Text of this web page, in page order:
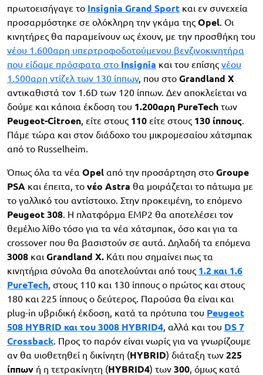
πρωτοεισήγαγε το Insignia Grand Sport και εν συνεχεία
προσαρμόστηκε σε ολόκληρη την γκάμα της Opel. Οι
κινητήρες θα παραμείνουν ως έχουν, με την προσθήκη του
νέου 1.600αρη υπερτροφοδοτούμενου βενζινοκινητήρα
που είδαμε πρόσφατα στο Insignia και του επίσης νέου
1.500αρη ντίζελ των 130 ίππων, που στο Grandland X
αντικαθιστά τον 1.6D των 120 ίππων. Δεν αποκλείεται να
δούμε και κάποια έκδοση του 1.200αρη PureTech των
Peugeot-Citroen, είτε στους 110 είτε στους 130 ίππους.
Πάμε τώρα και στον διάδοχο του μικρομεσαίου χάτσμπακ
από το Russelheim.
Όπως όλα τα νέα Opel από την προσάρτηση στο Groupe
PSA και έπειτα, το νέο Astra θα μοιράζεται το πάτωμα με
το γαλλικό του αντίστοιχο. Στην προκειμένη, το επόμενο
Peugeot 308. H πλατφόρμα EMP2 θα αποτελέσει τον
θεμέλιο λίθο τόσο για τα νέα χάτσμπακ, όσο και για τα
crossover που θα βασιστούν σε αυτά. Δηλαδή τα επόμενα
3008 και Grandland X. Κάτι που σημαίνει πως τα
κινητήρια σύνολα θα αποτελούνται από τους 1.2 και 1.6
PureTech, στους 110 και 130 ίππους ο πρώτος και στους
180 και 225 ίππους ο δεύτερος. Παρούσα θα είναι και
plug-in υβριδική έκδοση, κατά τα πρότυπα του Peugeot
508 HYBRID και του 3008 HYBRID4, αλλά και του DS 7
Crossback. Προς το παρόν είναι νωρίς για να γνωρίζουμε
αν θα υιοθετηθεί η δικίνητη (HYBRID) διάταξη των 225
ίππων ή η τετρακίνητη (HYBRID4) των 300, όμως κατά